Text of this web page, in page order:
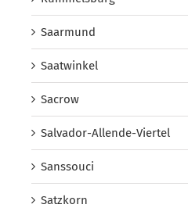
Saarmund
Saatwinkel
Sacrow
Salvador-Allende-Viertel
Sanssouci
Satzkorn